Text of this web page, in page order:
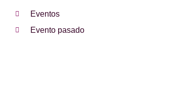
Eventos
Evento pasado